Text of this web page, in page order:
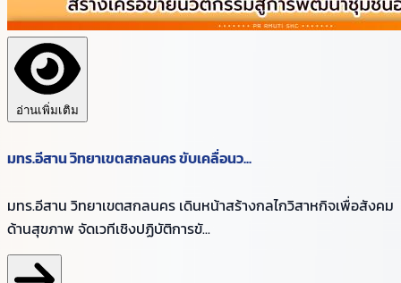
อ่านเพิ่มเติม
มทร.อีสาน วิทยาเขตสกลนคร ขับเคลื่อนว...
มทร.อีสาน วิทยาเขตสกลนคร เดินหน้าสร้างกลไกวิสาหกิจเพื่อสังคม
ด้านสุขภาพ จัดเวทีเชิงปฏิบัติการขั...